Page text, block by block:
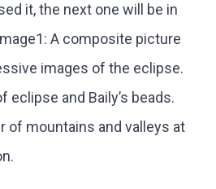
it, the next one will be in
A composite picture
images of the eclipse.
eclipse and Baily’s beads.
of mountains and valleys at